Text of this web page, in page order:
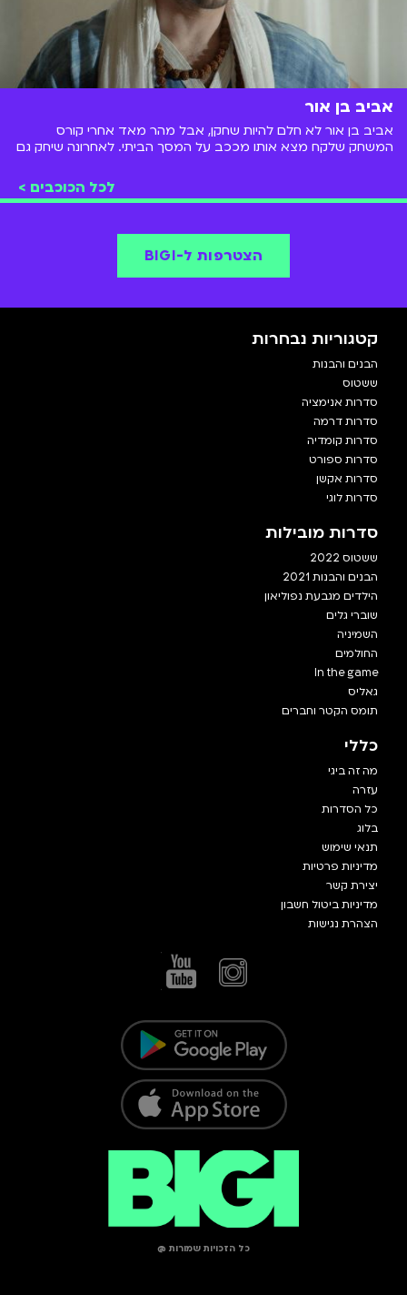
אביב בן אור
אביב בן אור לא חלם להיות שחקן, אבל מהר מאד אחרי קורס
המשחק שלקח מצא אותו מככב על המסך הביתי. לאחרונה שיחק גם
לכל הכוכבים >
הצטרפות ל-BIGI
קטגוריות נבחרות
הבנים והבנות
ששטוס
סדרות אנימציה
סדרות דרמה
סדרות קומדיה
סדרות ספורט
סדרות אקשן
סדרות לוגי
סדרות מובילות
ששטוס 2022
הבנים והבנות 2021
הילדים מגבעת נפוליאון
שוברי גלים
השמיניה
החולמים
In the game
גאליס
תומס הקטר וחברים
כללי
מה זה ביגי
עזרה
כל הסדרות
בלוג
תנאי שימוש
מדיניות פרטיות
יצירת קשר
מדיניות ביטול חשבון
הצהרת נגישות
כל הזכויות שמורות @